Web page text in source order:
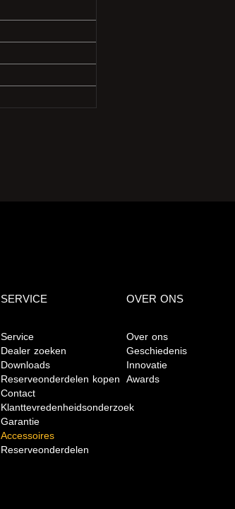
SERVICE
Service
Dealer zoeken
Downloads
Reserveonderdelen kopen
Contact
Klanttevredenheidsonderzoek
Garantie
Accessoires
Reserveonderdelen
OVER ONS
Over ons
Geschiedenis
Innovatie
Awards